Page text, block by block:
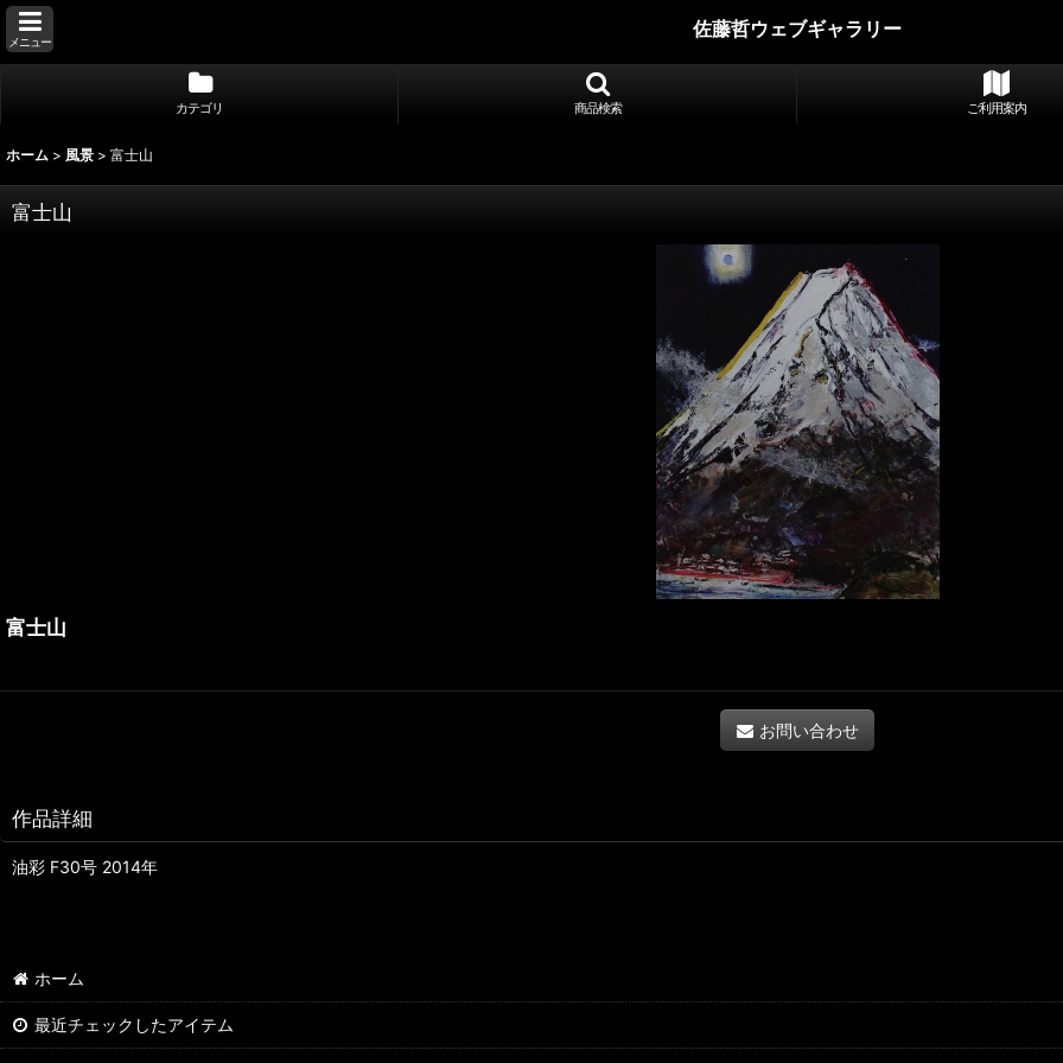
メニュー
佐藤哲ウェブギャラリー
カテゴリ 商品検索 ご利用案内
ホーム > 風景 > 富士山
富士山
富士山
お問い合わせ
作品詳細
油彩 F30号 2014年
ホーム
最近チェックしたアイテム